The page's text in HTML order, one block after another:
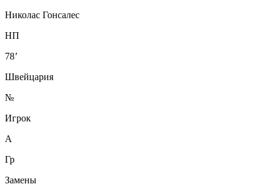
Николас Гонсалес
НП
78’
Швейцария
№
Игрок
А
Гр
Замены